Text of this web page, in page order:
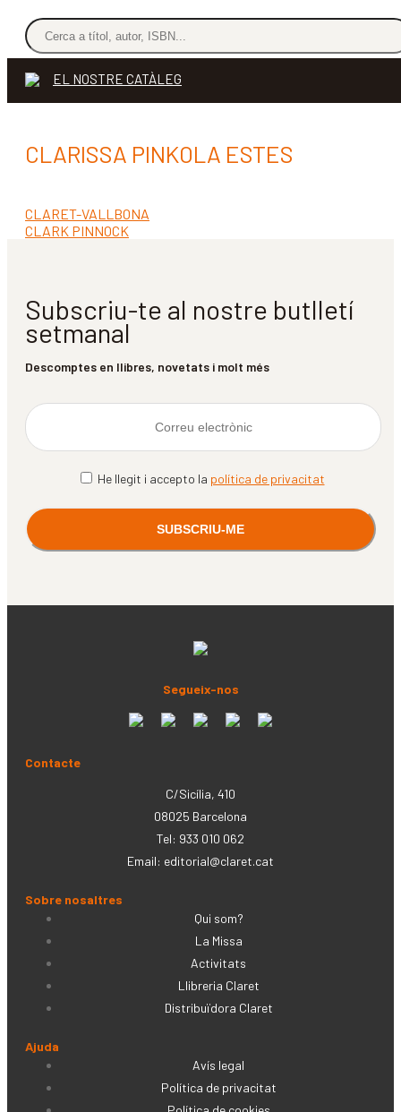
EL NOSTRE CATÀLEG
CLARISSA PINKOLA ESTES
Navegació
d'entrades
Entrada
anterior:
CLARET-VALLBONA
Pròxima
CLARK PINNOCK
Subscriu-te al nostre butlletí
setmanal
Descomptes en llibres, novetats i molt més
He llegit i accepto la política de privacitat
Segueix-nos
Contacte
C/Sicília, 410
08025 Barcelona
Tel: 933 010 062
Email: editorial@claret.cat
Sobre nosaltres
Qui som?
La Missa
Activitats
Llibreria Claret
Distribuïdora Claret
Ajuda
Avís legal
Política de privacitat